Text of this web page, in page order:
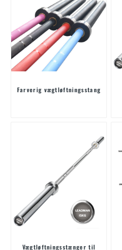
Farverig vægtløftningsstang
Vægtløftningsstænger til